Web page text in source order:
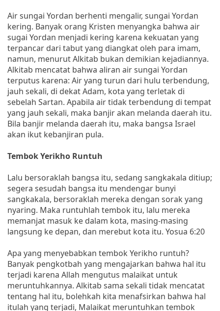
Air sungai Yordan berhenti mengalir, sungai Yordan
kering. Banyak orang Kristen menyangka bahwa air
sugai Yordan menjadi kering karena kekuatan yang
terpancar dari tabut yang diangkat oleh para imam,
namun, menurut Alkitab bukan demikian kejadiannya.
Alkitab mencatat bahwa aliran air sungai Yordan
terputus karena: Air yang turun dari hulu terbendung,
jauh sekali, di dekat Adam, kota yang terletak di
sebelah Sartan. Apabila air tidak terbendung di tempat
yang jauh sekali, maka banjir akan melanda daerah itu.
Bila banjir melanda daerah itu, maka bangsa Israel
akan ikut kebanjiran pula.
Tembok Yerikho Runtuh
Lalu bersoraklah bangsa itu, sedang sangkakala ditiup;
segera sesudah bangsa itu mendengar bunyi
sangkakala, bersoraklah mereka dengan sorak yang
nyaring. Maka runtuhlah tembok itu, lalu mereka
memanjat masuk ke dalam kota, masing-masing
langsung ke depan, dan merebut kota itu. Yosua 6:20
Apa yang menyebabkan tembok Yerikho runtuh?
Banyak pengkotbah yang mengajarkan bahwa hal itu
terjadi karena Allah mengutus malaikat untuk
meruntuhkannya. Alkitab sama sekali tidak mencatat
tentang hal itu, bolehkah kita menafsirkan bahwa hal
itulah yang terjadi, Malaikat meruntuhkan tembok